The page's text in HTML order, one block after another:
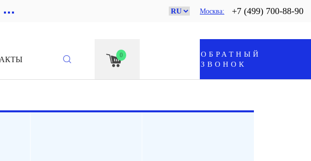
... Москва +7 (499) 700-88-90
0
ОБРАТНЫЙ
ЗВОНОК